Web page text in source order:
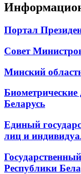
Портал
Совет
Минский
Беларусь
Единый
лиц и
Республики